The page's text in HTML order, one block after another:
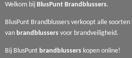
Welkom bij BlusPunt Brandblussers.
BlusPunt Brandblussers verkoopt alle soorten
van brandblussers voor brandveiligheid.
Bij BlusPunt brandblussers kopen online!